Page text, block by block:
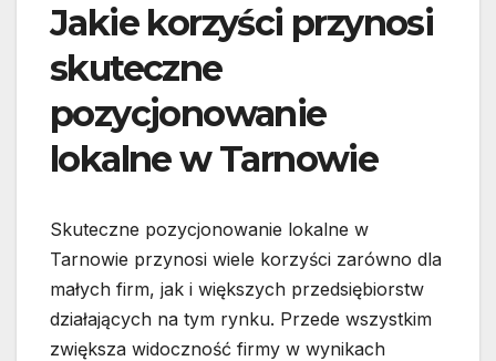
Jakie korzyści przynosi
skuteczne
pozycjonowanie
lokalne w Tarnowie
Skuteczne pozycjonowanie lokalne w
Tarnowie przynosi wiele korzyści zarówno dla
małych firm, jak i większych przedsiębiorstw
działających na tym rynku. Przede wszystkim
zwiększa widoczność firmy w wynikach